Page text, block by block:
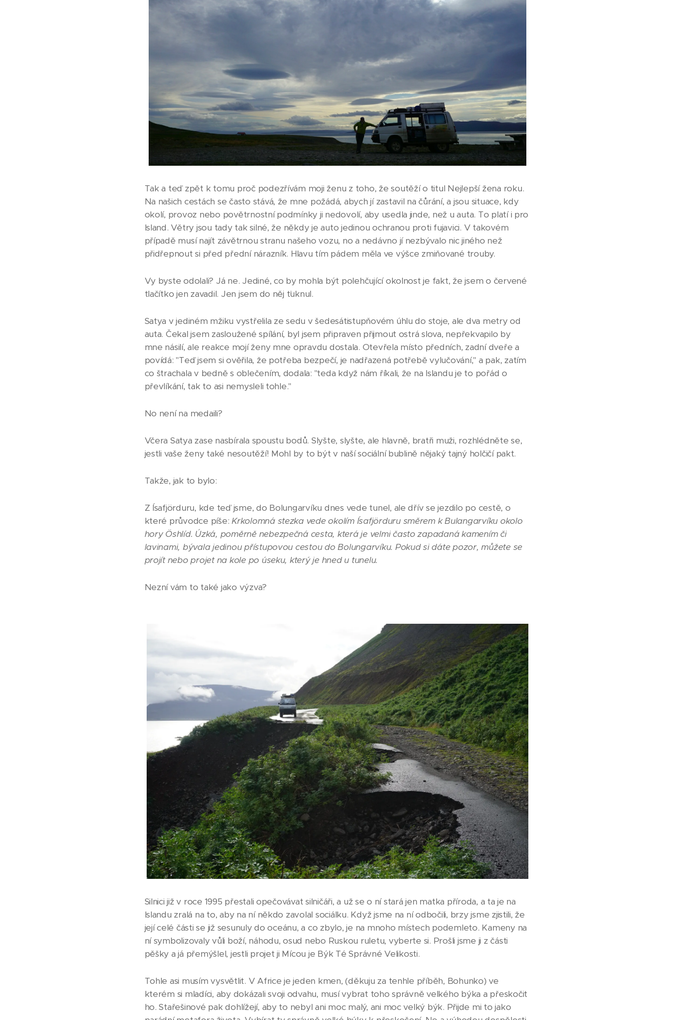
Tak a teď zpět k tomu proč podezřívám moji ženu z toho, že soutěží o titul Nejlepší žena roku.
Na našich cestách se často stává, že mne požádá, abych jí zastavil na čůrání, a jsou situace, kdy
okolí, provoz nebo povětrnostní podmínky ji nedovolí, aby usedla jinde, než u auta. To platí i pro
Island. Větry jsou tady tak silné, že někdy je auto jedinou ochranou proti fujavici. V takovém
případě musí najít závětrnou stranu našeho vozu, no a nedávno jí nezbývalo nic jiného než
přidřepnout si před přední nárazník. Hlavu tím pádem měla ve výšce zmiňované trouby.
Vy byste odolali? Já ne. Jediné, co by mohla být polehčující okolnost je fakt, že jsem o červené
tlačítko jen zavadil. Jen jsem do něj ťuknul.
Satya v jediném mžiku vystřelila ze sedu v šedesátistupňovém úhlu do stoje, ale dva metry od
auta. Čekal jsem zasloužené spílání, byl jsem připraven přijmout ostrá slova, nepřekvapilo by
mne násilí, ale reakce mojí ženy mne opravdu dostala. Otevřela místo předních, zadní dveře a
povídá: "Teď jsem si ověřila, že potřeba bezpečí, je nadřazená potřebě vylučování," a pak, zatím
co štrachala v bedně s oblečením, dodala: "teda když nám říkali, že na Islandu je to pořád o
převlíkání, tak to asi nemysleli tohle."
No není na medaili?
Včera Satya zase nasbírala spoustu bodů. Slyšte, slyšte, ale hlavně, bratři muži, rozhlédněte se,
jestli vaše ženy také nesoutěží! Mohl by to být v naší sociální bublině nějaký tajný holčičí pakt.
Takže, jak to bylo:
Z Ísafjörduru, kde teď jsme, do Bolungarvíku dnes vede tunel, ale dřív se jezdilo po cestě, o
které průvodce píše:Krkolomná stezka vede okolím Ísafjörduru směrem k Bulangarvíku okolo
hory Öshlíd. Úzká, poměrně nebezpečná cesta, která je velmi často zapadaná kamením či
lavinami, bývala jedinou přístupovou cestou do Bolungarvíku. Pokud si dáte pozor, můžete se
projít nebo projet na kole po úseku, který je hned u tunelu.
Nezní vám to také jako výzva?
Silnici již v roce 1995 přestali opečovávat silničáři, a už se o ní stará jen matka příroda, a ta je na
Islandu zralá na to, aby na ní někdo zavolal sociálku. Když jsme na ní odbočili, brzy jsme zjistili, že
její celé části se již sesunuly do oceánu, a co zbylo, je na mnoho místech podemleto. Kameny na
ní symbolizovaly vůli boží, náhodu, osud nebo Ruskou ruletu, vyberte si. Prošli jsme ji z části
pěšky a já přemýšlel, jestli projet ji Mícou je Býk Té Správné Velikosti.
Tohle asi musím vysvětlit. V Africe je jeden kmen, (děkuju za tenhle příběh, Bohunko) ve
kterém si mladíci, aby dokázali svoji odvahu, musí vybrat toho správně velkého býka a přeskočit
ho. Stařešinové pak dohlížejí, aby to nebyl ani moc malý, ani moc velký býk. Přijde mi to jako